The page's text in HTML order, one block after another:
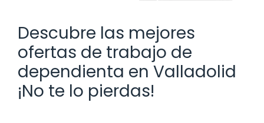
Descubre las mejores
ofertas de trabajo de
dependienta en Valladolid
¡No te lo pierdas!